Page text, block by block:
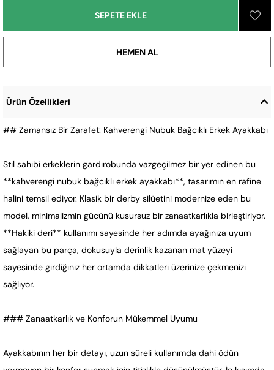
Ürün Özellikleri
## Zamansız Bir Zarafet: Kahverengi Nubuk Bağcıklı Erkek Ayakkabı
Stil sahibi erkeklerin gardırobunda vazgeçilmez bir yer edinen bu
**kahverengi nubuk bağcıklı erkek ayakkabı**, tasarımın en rafine
halini temsil ediyor. Klasik bir derby silüetini modernize eden bu
model, minimalizmin gücünü kusursuz bir zanaatkarlıkla birleştiriyor.
**Hakiki deri** kullanımı sayesinde her adımda ayağınıza uyum
sağlayan bu parça, dokusuyla derinlik kazanan mat yüzeyi
sayesinde girdiğiniz her ortamda dikkatleri üzerinize çekmenizi
sağlıyor.
### Zanaatkarlık ve Konforun Mükemmel Uyumu
Ayakkabının her bir detayı, uzun süreli kullanımda dahi ödün